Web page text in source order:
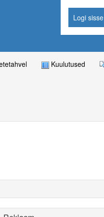
Logi sisse
Kuulutused